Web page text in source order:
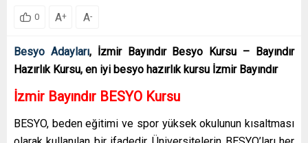
0 A+ A-
Besyo Adayları, İzmir Bayındır Besyo Kursu – Bayındır
Hazırlık Kursu, en iyi besyo hazırlık kursu İzmir Bayındır
İzmir Bayındır BESYO Kursu
BESYO, beden eğitimi ve spor yüksek okulunun kısaltması